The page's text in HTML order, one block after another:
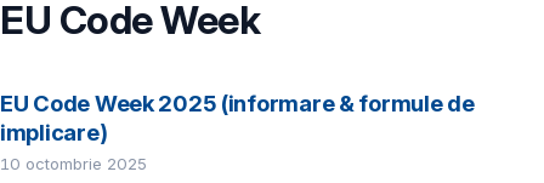
EU Code Week
EU Code Week 2025 (informare & formule de
implicare)
10 octombrie 2025